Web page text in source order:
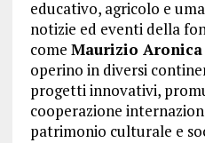
educativo, agricolo e
notizie ed eventi della
come Maurizio Aronica
operino in diversi
progetti innovativi,
cooperazione
patrimonio culturale e